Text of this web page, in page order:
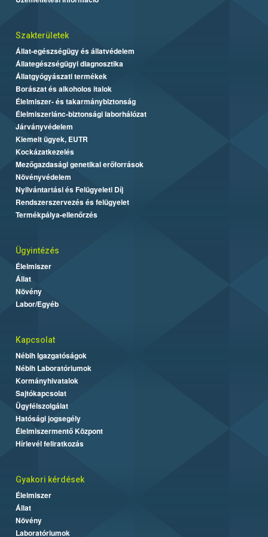
Szakterületek
Állat-egészségügy és állatvédelem
Állategészségügyi diagnosztika
Állatgyógyászati termékek
Borászat és alkoholos italok
Élelmiszer- és takarmánybiztonság
Élelmiszerlánc-biztonsági laborhálózat
Járványvédelem
Kiemelt ügyek, EUTR
Kockázatkezelés
Mezőgazdasági genetikai erőforrások
Növényvédelem
Nyilvántartási és Felügyeleti Díj
Rendszerszervezés és felügyelet
Termékpálya-ellenőrzés
Ügyintézés
Élelmiszer
Állat
Növény
Labor/Egyéb
Kapcsolat
Nébih Igazgatóságok
Nébih Laboratóriumok
Kormányhivatalok
Sajtókapcsolat
Ügyfélszolgálat
Hatósági jogsegély
Élelmiszermentő Központ
Hírlevél feliratkozás
Gyakori kérdések
Élelmiszer
Állat
Növény
Laboratóriumok